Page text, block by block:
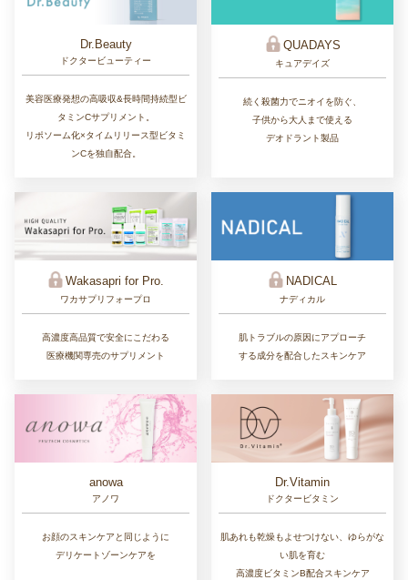
Dr.Beauty
ドクタービューティー
美容医療発想の高吸収&長時間持続型ビ
タミンCサプリメント。
リポソーム化×タイムリリース型ビタミ
ンCを独自配合。
QUADAYS
キュアデイズ
続く殺菌力でニオイを防ぐ、
子供から大人まで使える
デオドラント製品
Wakasapri for Pro.
ワカサプリフォープロ
高濃度高品質で安全にこだわる
医療機関専売のサプリメント
NADICAL
ナディカル
肌トラブルの原因にアプローチ
する成分を配合したスキンケア
anowa
アノワ
お顔のスキンケアと同じように
デリケートゾーンケアを
Dr.Vitamin
ドクタービタミン
肌あれも乾燥もよせつけない、ゆらがな
い肌を育む
高濃度ビタミンB配合スキンケア